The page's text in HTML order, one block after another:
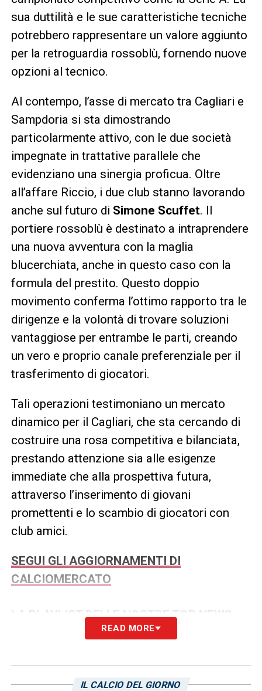
sua duttilità e le sue caratteristiche tecniche
potrebbero rappresentare un valore aggiunto
per la retroguardia rossoblù, fornendo nuove
opzioni al tecnico.
Al contempo, l’asse di mercato tra Cagliari e
Sampdoria si sta dimostrando
particolarmente attivo, con le due società
impegnate in trattative parallele che
evidenziano una sinergia proficua. Oltre
all’affare Riccio, i due club stanno lavorando
anche sul futuro di Simone Scuffet. Il
portiere rossoblù è destinato a intraprendere
una nuova avventura con la maglia
blucerchiata, anche in questo caso con la
formula del prestito. Questo doppio
movimento conferma l’ottimo rapporto tra le
dirigenze e la volontà di trovare soluzioni
vantaggiose per entrambe le parti, creando
un vero e proprio canale preferenziale per il
trasferimento di giocatori.
Tali operazioni testimoniano un mercato
dinamico per il Cagliari, che sta cercando di
costruire una rosa competitiva e bilanciata,
prestando attenzione sia alle esigenze
immediate che alla prospettiva futura,
attraverso l’inserimento di giovani
promettenti e lo scambio di giocatori con
club amici.
SEGUI GLI AGGIORNAMENTI DI
CALCIOMERCATO
LA PLAYLIST DELLE NOSTRE TOP NEWS
READ MORE
IL CALCIO DEL GIORNO